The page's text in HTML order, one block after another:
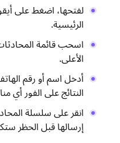
لفتحها، اضغط على
الرئيسية.
اسحب قائمة
الأعلى.
أدخل اسم أو رقم
النتائج على الفور أي
انقر على سلسلة
إرسالها قبل الحظر